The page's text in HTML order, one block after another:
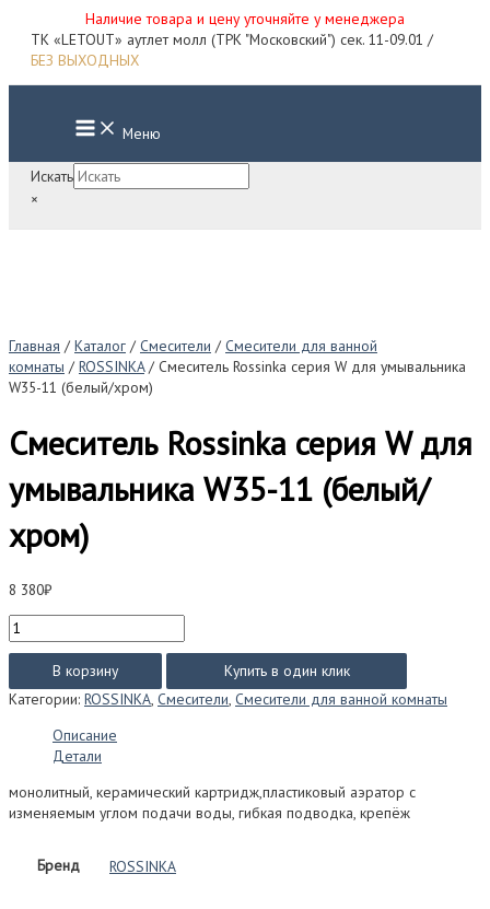
Наличие товара и цену уточняйте у менеджера
Перейти
ТК «LETOUT» аутлет молл (ТРК "Московский") сек. 11-09.01 /
БЕЗ ВЫХОДНЫХ
Main
Menu Меню
Искать
×
Главная / Каталог / Смесители / Смесители для ванной
комнаты / ROSSINKA/ Смеситель Rossinka серия W для умывальника
W35-11 (белый/хром)
Смеситель Rossinka серия W для
умывальника W35-11 (белый/
хром)
8 380₽
Количество
товара
Смеситель
Rossinka
серия
умывальника
W35-
11
В корзину
Купить в один клик
Категории: ROSSINKA, Смесители, Смесители для ванной комнаты
Описание
Детали
монолитный, керамический картридж,пластиковый аэратор с
изменяемым углом подачи воды, гибкая подводка, крепёж
Бренд ROSSINKA